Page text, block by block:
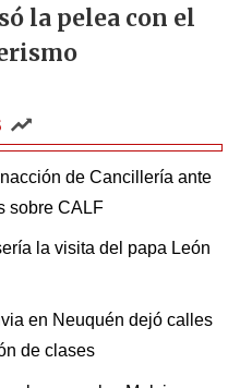
la pelea con el
de Cancillería ante
sobre CALF
la visita del papa León
en Neuquén dejó calles
de clases